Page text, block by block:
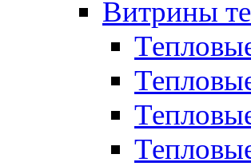
Витрины